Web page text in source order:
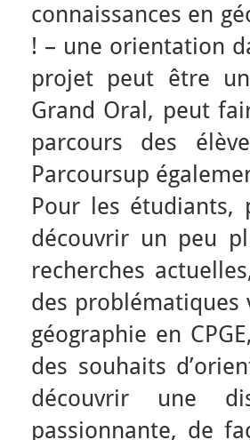
connaissances en
! – une orientation
projet peut être
Grand Oral, peut
parcours des
Parcoursup
Pour les étudiants,
découvrir un peu
recherches
des problématiques
géographie en
des souhaits
découvrir une
passionnante, de